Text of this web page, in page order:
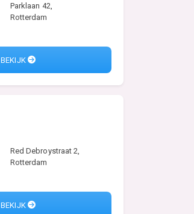
Parklaan 42,
Rotterdam
BEKIJK
Red Debroystraat 2,
Rotterdam
BEKIJK